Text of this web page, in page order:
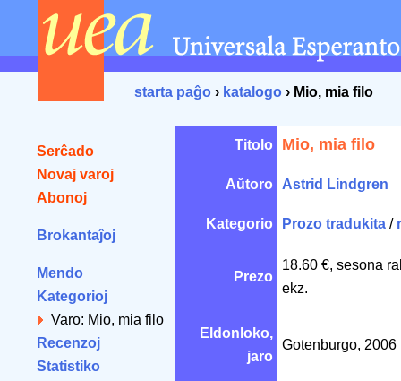
starta paĝo › katalogo › Mio, mia filo
Serĉado
Novaj varoj
Abonoj
Brokantaĵoj
Mendo
Kategorioj
Varo: Mio, mia filo
Recenzoj
Statistiko
Titolo Mio, mia filo
Aŭtoro Astrid Lindgren
Kategorio Prozo tradukita /
Prezo
18.60 €, sesona
ekz.
Eldonloko,
jaro
Gotenburgo, 2006